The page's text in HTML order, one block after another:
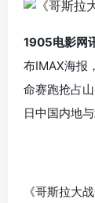
1905电影网
布IMAX海报
命赛跑抢占
日中国内地
《哥斯拉大